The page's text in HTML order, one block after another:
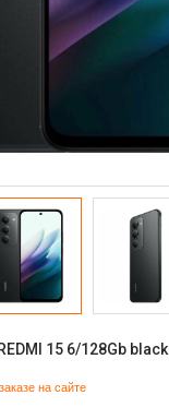
15 6/128Gb black
на сайте